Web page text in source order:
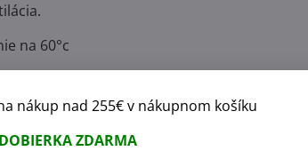
na 60°c
zón.
nákup nad 255€ v nákupnom košíku
ZDARMA